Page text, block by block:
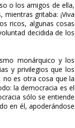
o los amigos de ella,
gritaba: ¡Viva
ricos, algunas cosas
decidida de los
monárquico y los
y privilegios que los
no es otra cosa que la
la democracia es el
sólo se entiende
en él, apoderándose